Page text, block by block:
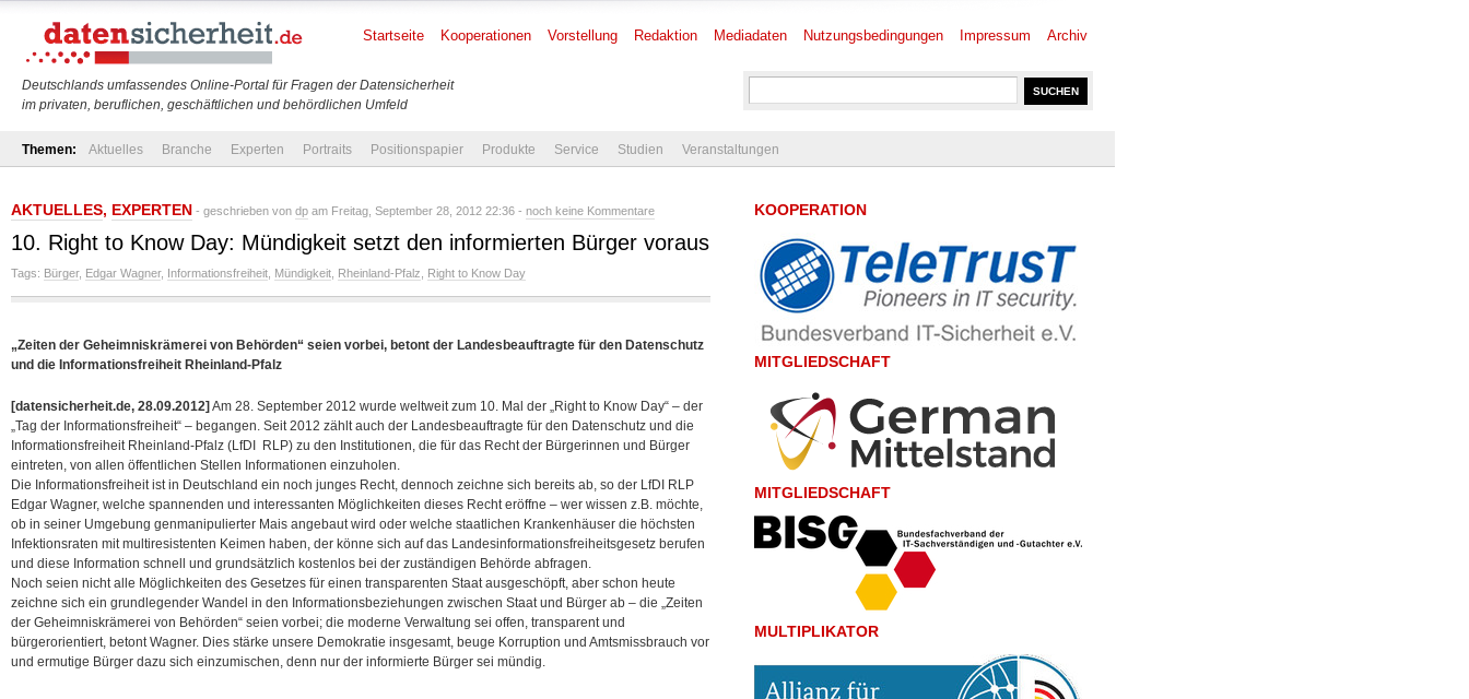
Deutschlands umfassendes Online-Portal für Fragen der Datensicherheit
im privaten, beruflichen, geschäftlichen und behördlichen Umfeld
Startseite Kooperationen Vorstellung Redaktion Mediadaten Nutzungsbedingungen Impressum Archiv
Themen: Aktuelles Branche Experten Portraits Positionspapier Produkte Service Studien Veranstaltungen
AKTUELLES, EXPERTEN - geschrieben von dp am Freitag, September 28, 2012 22:36 - noch keine Kommentare
10. Right to Know Day: Mündigkeit setzt den informierten Bürger voraus
Tags: Bürger, Edgar Wagner, Informationsfreiheit Mündigkeit Rheinland-Pfalz Right to Know Day
„Zeiten der Geheimniskrämerei von Behörden“ seien vorbei, betont der Landesbeauftragte für den Datenschutz
und die Informationsfreiheit Rheinland-Pfalz
[datensicherheit.de, 28.09.2012] Am 28. September 2012 wurde weltweit zum 10. Mal der „Right to Know Day“ – der
„Tag der Informationsfreiheit“ – begangen. Seit 2012 zählt auch der Landesbeauftragte für den Datenschutz und die
Informationsfreiheit Rheinland-Pfalz (LfDI RLP) zu den Institutionen, die für das Recht der Bürgerinnen und Bürger
eintreten, von allen öffentlichen Stellen Informationen einzuholen.
Die Informationsfreiheit ist in Deutschland ein noch junges Recht, dennoch zeichne sich bereits ab, so der LfDI RLP
Edgar Wagner, welche spannenden und interessanten Möglichkeiten dieses Recht eröffne – wer wissen z.B. möchte,
ob in seiner Umgebung genmanipulierter Mais angebaut wird oder welche staatlichen Krankenhäuser die höchsten
Infektionsraten mit multiresistenten Keimen haben, der könne sich auf das Landesinformationsfreiheitsgesetz berufen
und diese Information schnell und grundsätzlich kostenlos bei der zuständigen Behörde abfragen.
Noch seien nicht alle Möglichkeiten des Gesetzes für einen transparenten Staat ausgeschöpft, aber schon heute
zeichne sich ein grundlegender Wandel in den Informationsbeziehungen zwischen Staat und Bürger ab – die „Zeiten
der Geheimniskrämerei von Behörden“ seien vorbei; die moderne Verwaltung sei offen, transparent und
bürgerorientiert, betont Wagner. Dies stärke unsere Demokratie insgesamt, beuge Korruption und Amtsmissbrauch vor
und ermutige Bürger dazu sich einzumischen, denn nur der informierte Bürger sei mündig.
KOOPERATION
MITGLIEDSCHAFT
MITGLIEDSCHAFT
MULTIPLIKATOR